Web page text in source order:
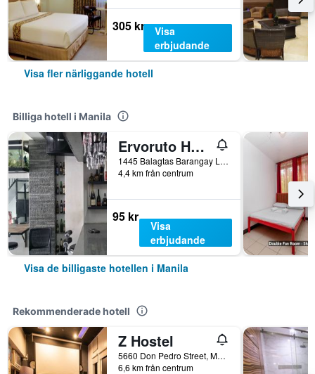
305 kr
Visa
erbjudande
Visa fler närliggande hotell
Billiga hotell i Manila
Ervoruto Hostel Makati
1445 Balagtas Barangay La Paz, Manila, Filippinerna
4,4 km från centrum
95 kr
Visa
erbjudande
Visa de billigaste hotellen i Manila
Rekommenderade hotell
Z Hostel
5660 Don Pedro Street, Manila, Filippinerna
6,6 km från centrum